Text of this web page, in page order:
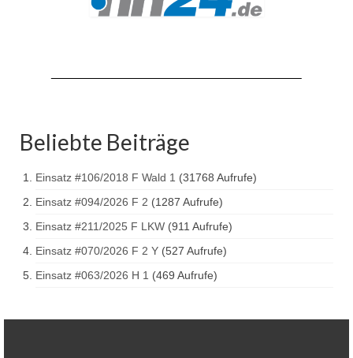
Hubarbeitsbühne B18
Geschichte
historische Fotos
Ehemalige Fahrzeuge
Jahresrückblick 2016
Beliebte Beiträge
Einsatz #106/2018 F Wald 1 (31768 Aufrufe)
Einsatz #094/2026 F 2 (1287 Aufrufe)
Einsatz #211/2025 F LKW (911 Aufrufe)
Einsatz #070/2026 F 2 Y (527 Aufrufe)
Einsatz #063/2026 H 1 (469 Aufrufe)